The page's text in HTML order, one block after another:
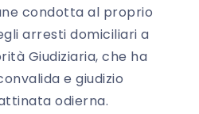
condotta al proprio
arresti domiciliari a
Giudiziaria, che ha
e giudizio
odierna.